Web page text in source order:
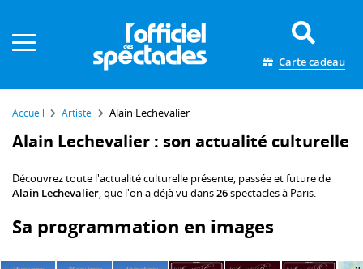
Carte cadeau
Accueil Artiste Alain Lechevalier
Alain Lechevalier : son actualité culturelle
Découvrez toute l'actualité culturelle présente, passée et future de
Alain Lechevalier, que l'on a déjà vu dans26spectacles à Paris.
Sa programmation en images